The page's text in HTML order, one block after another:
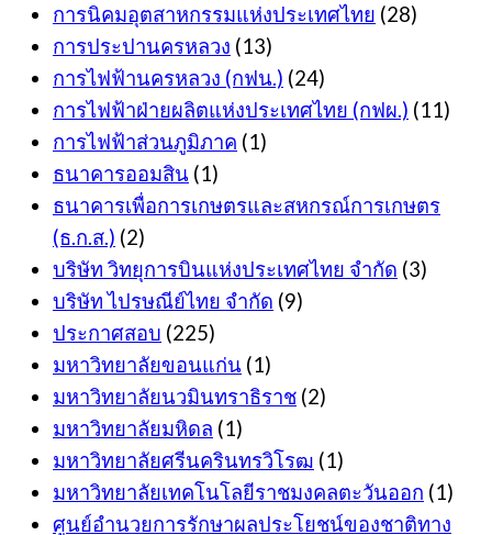
การนิคมอุตสาหกรรมแห่งประเทศไทย (28)
การประปานครหลวง (13)
การไฟฟ้านครหลวง (กฟน.) (24)
การไฟฟ้าฝ่ายผลิตแห่งประเทศไทย (กฟผ.) (11)
การไฟฟ้าส่วนภูมิภาค (1)
ธนาคารออมสิน (1)
ธนาคารเพื่อการเกษตรและสหกรณ์การเกษตร
(ธ.ก.ส.) (2)
บริษัท วิทยุการบินแห่งประเทศไทย จำกัด (3)
บริษัท ไปรษณีย์ไทย จำกัด (9)
ประกาศสอบ (225)
มหาวิทยาลัยขอนแก่น (1)
มหาวิทยาลัยนวมินทราธิราช (2)
มหาวิทยาลัยมหิดล (1)
มหาวิทยาลัยศรีนครินทรวิโรฒ (1)
มหาวิทยาลัยเทคโนโลยีราชมงคลตะวันออก (1)
ศูนย์อำนวยการรักษาผลประโยชน์ของชาติทาง